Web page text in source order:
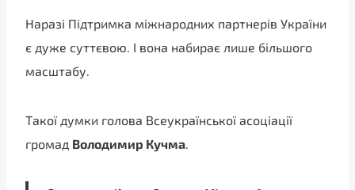
Наразі Підтримка міжнародних партнерів України
є дуже суттєвою. І вона набирає лише більшого
масштабу.
Такої думки голова Всеукраїнської асоціації
громад Володимир Кучма.